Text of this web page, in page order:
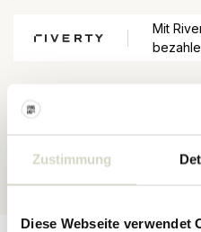
Zustimmung
Diese Webseite verwendet
Mit
Vor
★★★★★4,5/5 Sterne bei